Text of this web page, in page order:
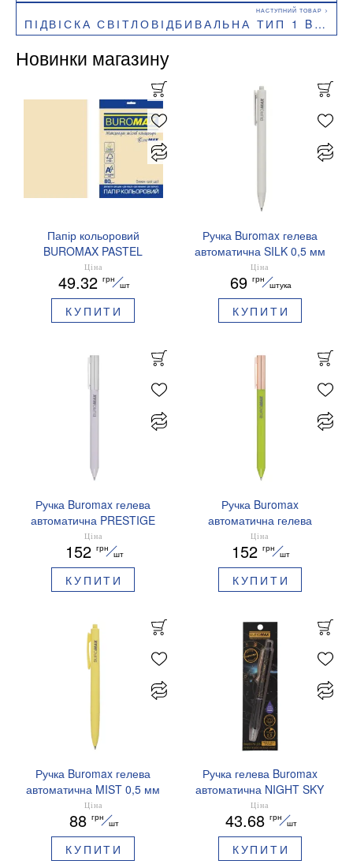
ПІДВІСКА СВІТЛОВІДБИВАЛЬНА ТИП 1 BUROMAX BM.9700 КОШЕНЯ
Новинки магазину
Папір кольоровий
BUROMAX PASTEL
EUROMAX 20 арк А4 80 г/
мс BM.2721220E-08
Ціна
49.32 грн
шт
КУПИТИ
Ручка Buromax гелева
автоматична SILK 0,5 мм
сині чорнила BM.83100
Ціна
69 грн
штука
КУПИТИ
Ручка Buromax гелева
автоматична PRESTIGE
SILVER 0,5 мм сині
чорнила BM.83102
Ціна
152 грн
шт
КУПИТИ
Ручка Buromax
автоматична гелева
PRESTIGE GOLD 0,5 мм
сині чорнила BM.83101
Ціна
152 грн
шт
КУПИТИ
Ручка Buromax гелева
автоматична MIST 0,5 мм
сині чорнила BM.83103
Ціна
88 грн
шт
КУПИТИ
Ручка гелева Buromax
автоматична NIGHT SKY
ZODIAC 0.5 мм
ароматизований грип синє
чорнило BM.8379-01
Ціна
43.68 грн
шт
КУПИТИ